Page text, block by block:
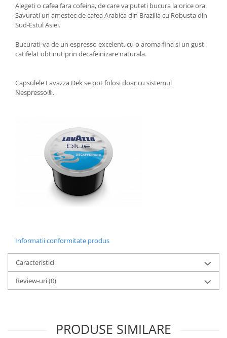
Alegeti o cafea fara cofeina, de care va puteti bucura la orice ora.
Savurati un amestec de cafea Arabica din Brazilia cu Robusta din
Sud-Estul Asiei.
Bucurati-va de un espresso excelent, cu o aroma fina si un gust
catifelat obtinut prin decafeinizare naturala.
Capsulele Lavazza Dek se pot folosi doar cu sistemul
Nespresso®.
Informatii conformitate produs
Caracteristici
Review-uri(0)
PRODUSE SIMILARE